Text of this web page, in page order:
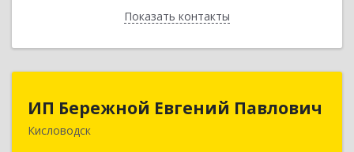
Показать контакты
Назад
ИП Бережной Евгений Павлович
Кисловодск
ИП Бережной Евгений Павлович
357748, Ставропольский край, Кисловодск г,